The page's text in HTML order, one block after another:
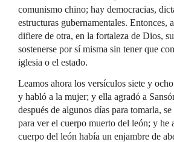
comunismo chino; hay democracias,
estructuras gubernamentales. Entonces,
difiere de otra, en la fortaleza de Dios,
sostenerse por sí misma sin tener que
iglesia o el estado.
Leamos ahora los versículos siete y
y habló a la mujer; y ella agradó a
después de algunos días para tomarla,
para ver el cuerpo muerto del león; y he
cuerpo del león había un enjambre de